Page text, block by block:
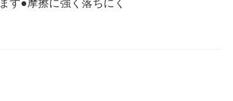
す●摩擦に強く落ちにく